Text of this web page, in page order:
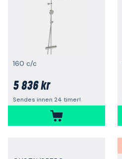
160 c/c
5 836 kr
Sendes innen 24 timer!